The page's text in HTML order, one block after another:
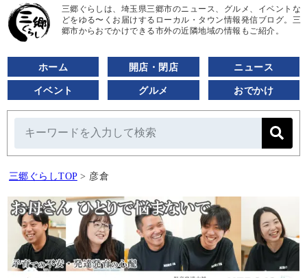
三郷ぐらしは、埼玉県三郷市のニュース、グルメ、イベントな
どをゆる〜くお届けするローカル・タウン情報発信ブログ。三
郷市からおでかけできる市外の近隣地域の情報もご紹介。
ホーム 開店・閉店 ニュース
イベント グルメ おでかけ
三郷ぐらしTOP > 彦倉